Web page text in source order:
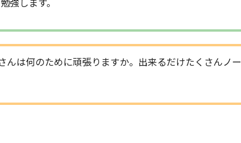
強します。
は何のために頑張りますか。出来るだけたくさんノー